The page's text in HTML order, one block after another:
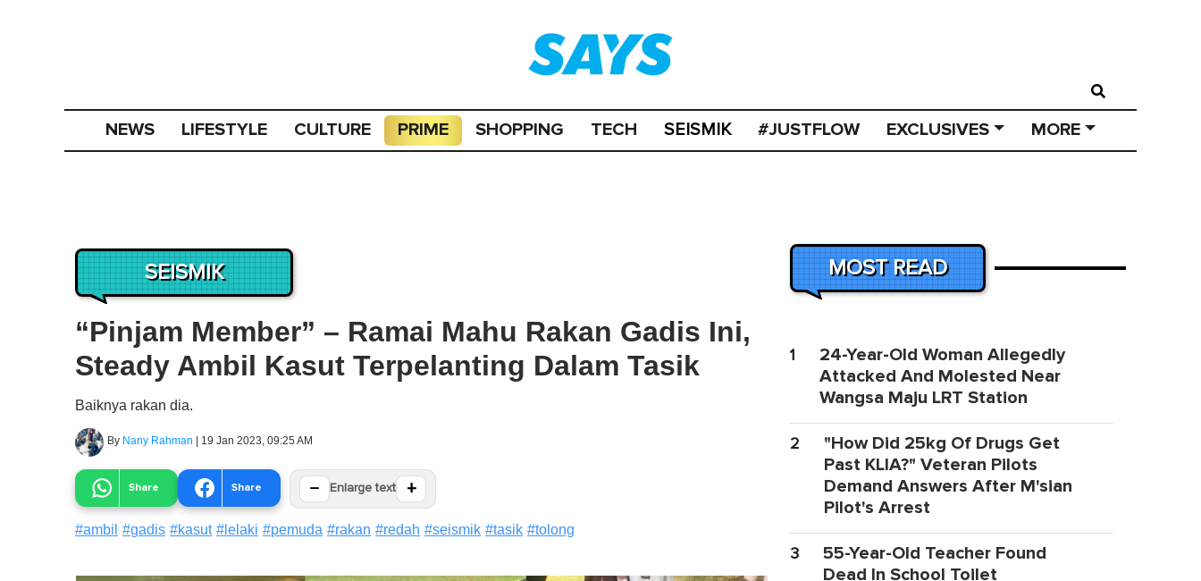
NEWS LIFESTYLE CULTURE PRIME SHOPPING TECH SEISMIK #JUSTFLOW EXCLUSIVES MORE
SEISMIK
“Pinjam Member” – Ramai Mahu Rakan Gadis Ini,
Steady Ambil Kasut Terpelanting Dalam Tasik
Baiknya rakan dia.
By Nany Rahman | 19 Jan 2023, 09:25 AM
Share Share − Enlarge text +
#ambil #gadis #kasut # lelaki #pemuda #rakan #redah #seismik #tasik #tolong
MOST READ
1
24-Year-Old Woman Allegedly
Attacked And Molested Near
Wangsa Maju LRT Station
2
"How Did 25kg Of Drugs Get
Past KLIA?" Veteran Pilots
Demand Answers After M'sian
Pilot's Arrest
3
55-Year-Old Teacher Found
Dead In School Toilet